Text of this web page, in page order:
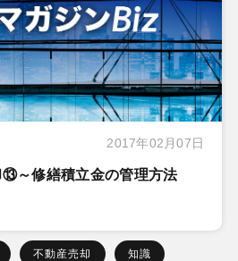
2017年02月07日
～修繕積立金の管理方法
不動産売却 知識